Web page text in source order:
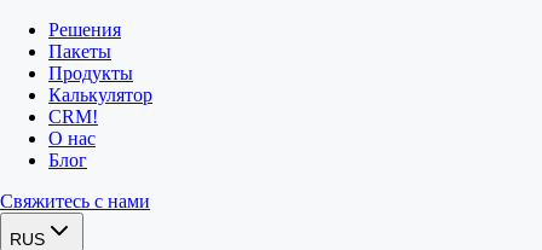
Решения
Пакеты
Продукты
Калькулятор
CRM!
О нас
Блог
Свяжитесь с нами
RUS